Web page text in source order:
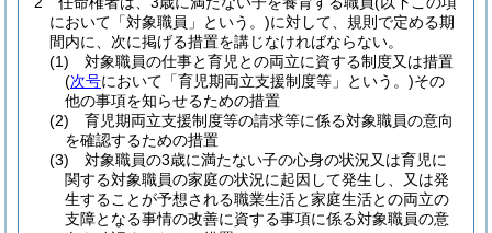
において「対象職員」という。)に対して、規則で定める期
間内に、次に掲げる措置を講じなければならない。
(1)
対象職員の仕事と育児との両立に資する制度又は措置
(次号において「育児期両立支援制度等」という。)その
他の事項を知らせるための措置
(2)
育児期両立支援制度等の請求等に係る対象職員の意向
を確認するための措置
(3)
対象職員の3歳に満たない子の心身の状況又は育児に
関する対象職員の家庭の状況に起因して発生し、又は発
生することが予想される職業生活と家庭生活との両立の
支障となる事情の改善に資する事項に係る対象職員の意